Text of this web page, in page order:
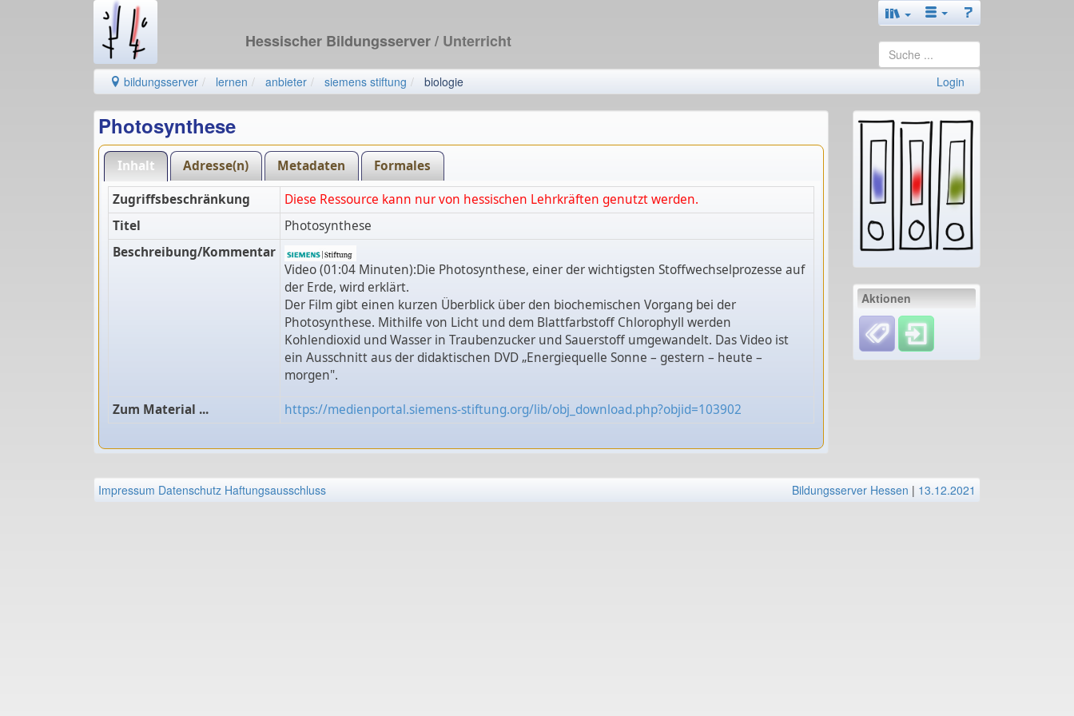
Hessischer Bildungsserver/ Unterricht
bildungsserver lernen anbieter siemens stiftung biologie Login
Photosynthese
Inhalt Adresse(n) Metadaten Formales
Zugriffsbeschränkung
Diese Ressource kann nur von hessischen Lehrkräften genutzt werden.
Titel
Photosynthese
Beschreibung/Kommentar
Video (01:04 Minuten):Die Photosynthese, einer der wichtigsten Stoffwechselprozesse auf
der Erde, wird erklärt.
Der Film gibt einen kurzen Überblick über den biochemischen Vorgang bei der
Photosynthese. Mithilfe von Licht und dem Blattfarbstoff Chlorophyll werden
Kohlendioxid und Wasser in Traubenzucker und Sauerstoff umgewandelt. Das Video ist
ein Ausschnitt aus der didaktischen DVD „Energiequelle Sonne – gestern – heute –
morgen".
Zum Material ... https://medienportal.siemens-stiftung.org/lib/obj_download.php?objid=103902
Aktionen
Impressum Datenschutz Haftungsausschluss Bildungsserver Hessen | 13.12.2021